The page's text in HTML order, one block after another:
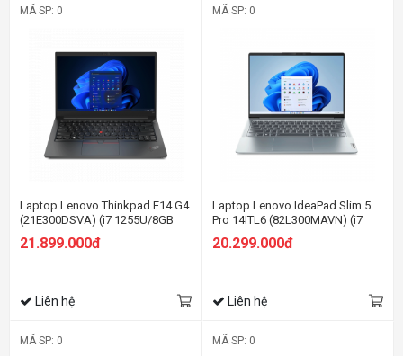
MÃ SP: 0
Laptop Lenovo Thinkpad E14 G4
(21E300DSVA) (i7 1255U/8GB
RAM/512GB SSD/14.0 FHD/Dos/
Đen)
21.899.000đ
Liên hệ
MÃ SP: 0
Laptop Lenovo IdeaPad Slim 5
Pro 14ITL6 (82L300MAVN) (i7
1195G7/16GB RAM/512GB
SSD/14 2.2K/Win11/Xám)
20.299.000đ
Liên hệ
MÃ SP: 0 MÃ SP: 0